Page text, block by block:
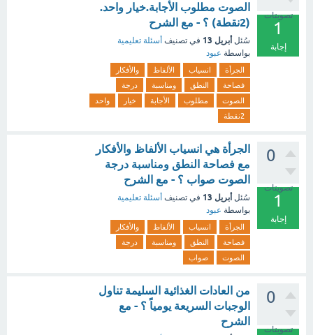
تصويتات
1
إجابة
الصوت مطلوب الأجابة.خيار واحد.
(2نقطة) ؟ - مع الشرح
سُئل أبريل 13 في تصنيف أسئلة تعليمية
بواسطة عبود
الجرأة انسياب الألفاظ
والأفكار
فصاحة
النطق ومناسبة
درجة
الصوت
مطلوب الأجابة خيار
واحد
2نقطة
0
تصويتات
1
إجابة
الجرأة هي انسياب الألفاظ والأفكار
مع فصاحة النطق ومناسبة درجة
الصوت صواب ؟ - مع الشرح
سُئل أبريل 13 في تصنيف أسئلة تعليمية
بواسطة عبود
الجرأة انسياب الألفاظ
والأفكار
فصاحة
النطق ومناسبة
درجة
الصوت
صواب
0
تصويتات
من العادات الغذائية السليمة تناول
الوجبات السريعة يومياً ؟ - مع
الشرح